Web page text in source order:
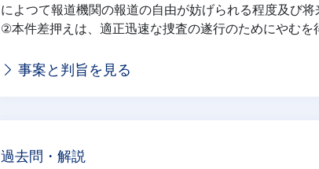
によつて報道機関の報道の自由が妨げられる程度及び
②本件差押えは、適正迅速な捜査の遂行のためにやむを
事案と判旨を見る
過去問・解説